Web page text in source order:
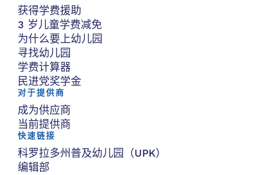
获得学费援助
3 岁儿童学费减免
为什么要上幼儿园
寻找幼儿园
学费计算器
民进党奖学金
对于提供商
成为供应商
当前提供商
快速链接
科罗拉多州普及幼儿园（UPK）
编辑部